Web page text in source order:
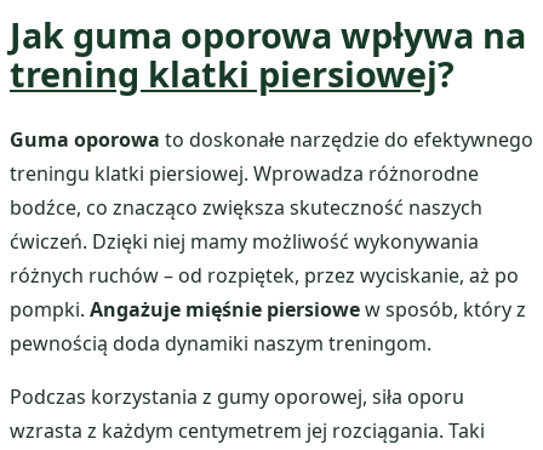
Jak guma oporowa wpływa na
trening klatki piersiowej?
Guma oporowa to doskonałe narzędzie do efektywnego
treningu klatki piersiowej. Wprowadza różnorodne
bodźce, co znacząco zwiększa skuteczność naszych
ćwiczeń. Dzięki niej mamy możliwość wykonywania
różnych ruchów – od rozpiętek, przez wyciskanie, aż po
pompki. Angażuje mięśnie piersiowew sposób, który z
pewnością doda dynamiki naszym treningom.
Podczas korzystania z gumy oporowej, siła oporu
wzrasta z każdym centymetrem jej rozciągania. Taki